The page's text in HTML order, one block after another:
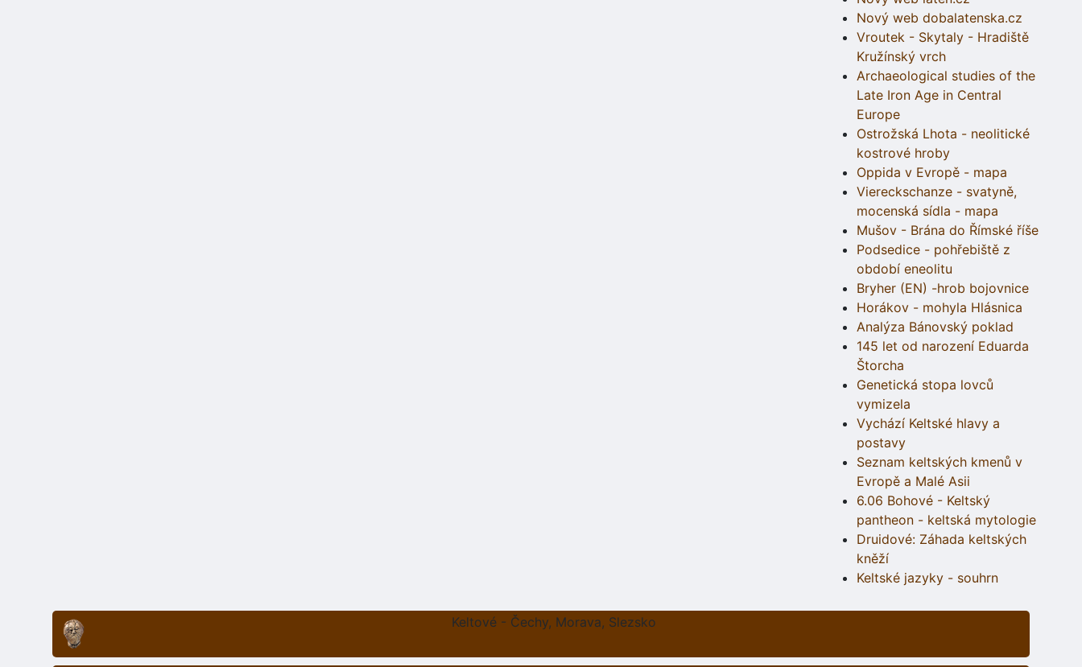
Nový web dobalatenska.cz
Vroutek - Skytaly - Hradiště
Kružínský vrch
Archaeological studies of the
Late Iron Age in Central
Europe
Ostrožská Lhota - neolitické
kostrové hroby
Oppida v Evropě - mapa
Viereckschanze - svatyně,
mocenská sídla - mapa
Mušov - Brána do Římské říše
Podsedice - pohřebiště z
období eneolitu
Bryher (EN) -hrob bojovnice
Horákov - mohyla Hlásnica
Analýza Bánovský poklad
145 let od narození Eduarda
Štorcha
Genetická stopa lovců
vymizela
Vychází Keltské hlavy a
postavy
Seznam keltských kmenů v
Evropě a Malé Asii
6.06 Bohové - Keltský
pantheon - keltská mytologie
Druidové: Záhada keltských
kněží
Keltské jazyky - souhrn
Keltové - Čechy, Morava, Slezsko